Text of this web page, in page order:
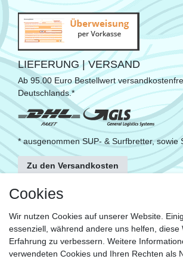
LIEFERUNG | VERSAND
Ab 95.00 Euro Bestellwert
Deutschlands.*
* ausgenommen SUP- & Surfbretter, sowie
Zu den Versandkosten
FOLGE UNS
KONTAKT
Fragen?
Cookies
Wir nutzen Cookies auf unserer Website.
essenziell, während andere uns helfen, diese
Erfahrung zu verbessern. Weitere
verwendeten Cookies und Ihren Rechten als